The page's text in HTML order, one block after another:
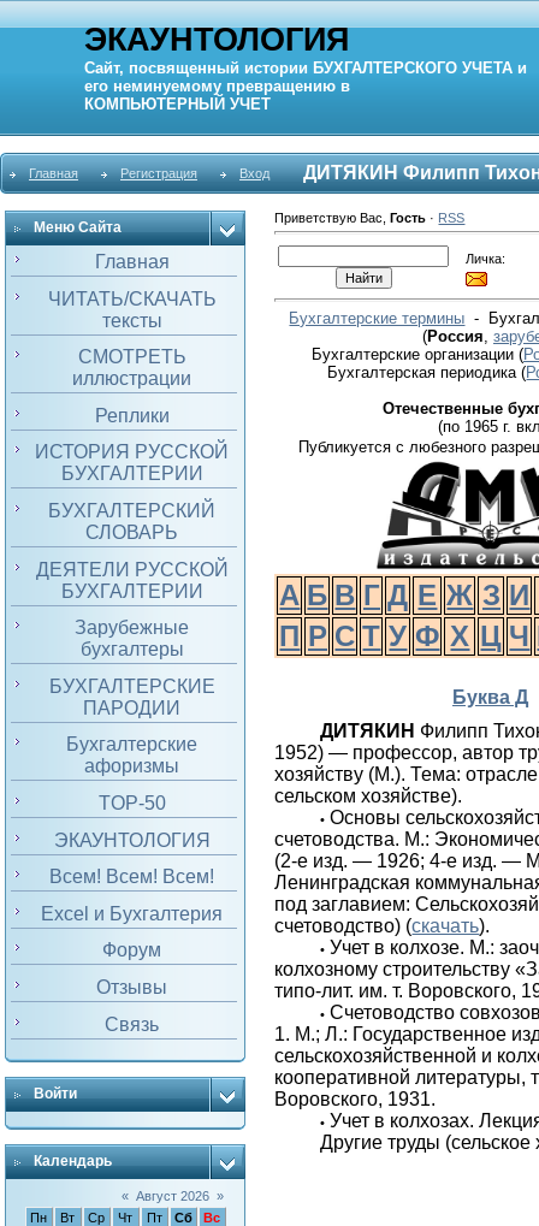
ЭКАУНТОЛОГИЯ
Сайт, посвященный истории БУХГАЛТЕРСКОГО УЧЕТА и
его неминуемому превращению в
КОМПЬЮТЕРНЫЙ УЧЕТ
Главная Регистрация Вход ДИТЯКИН Филипп
Меню Сайта
Главная
ЧИТАТЬ/СКАЧАТЬ
тексты
СМОТРЕТЬ
иллюстрации
Реплики
ИСТОРИЯ РУССКОЙ
БУХГАЛТЕРИИ
БУХГАЛТЕРСКИЙ
СЛОВАРЬ
ДЕЯТЕЛИ РУССКОЙ
БУХГАЛТЕРИИ
Зарубежные
бухгалтеры
БУХГАЛТЕРСКИЕ
ПАРОДИИ
Бухгалтерские
афоризмы
TOP-50
ЭКАУНТОЛОГИЯ
Всем! Всем! Всем!
Excel и Бухгалтерия
Форум
Отзывы
Связь
Войти
Календарь
« Август 2026 »
Пн
Вт Ср Чт Пт Сб
Вс
Приветствую Вас ,Гость · RSS
Личка:
Бухгалтерские термины -
(Россия
Бухгалтерские организации (
Бухгалтерская периодика(
Отечественные
(по 1965 г.
Публикуется с любезного
А Б В Г Д Е Ж З И
П Р С Т У Ф Х Ц Ч
Буква Д
ДИТЯКИН Филипп
1952) — про­фессор, автор
хозяйству (М.). Тема:
сельском хозяйстве).
• Основы
счетоводства. М.:
(2-е изд. — 1926; 4-е изд. —
Ленинградская
под заглавием:
счетоводство) (скачать).
• Учет в колхозе. М.:
колхозному строительству
типо-лит. им. т. Воровского,
• Счетоводство
1. М.; Л.: Государственное
сельскохозяйственной и
кооперативной литературы,
Воровского, 1931.
• Учет в колхозах.
Другие труды (сельское